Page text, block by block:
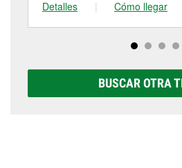
Detalles
| Cómo llegar
BUSCAR OTRA